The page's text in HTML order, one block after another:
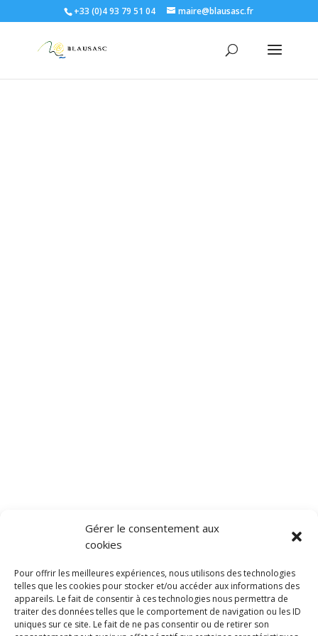
Gérer le consentement aux
cookies
Pour offrir les meilleures expériences, nous utilisons des technologies
telles que les cookies pour stocker et/ou accéder aux informations des
appareils. Le fait de consentir à ces technologies nous permettra de
traiter des données telles que le comportement de navigation ou les ID
uniques sur ce site. Le fait de ne pas consentir ou de retirer son
+33 (0)4 93 79 51 04 maire@blausasc.fr